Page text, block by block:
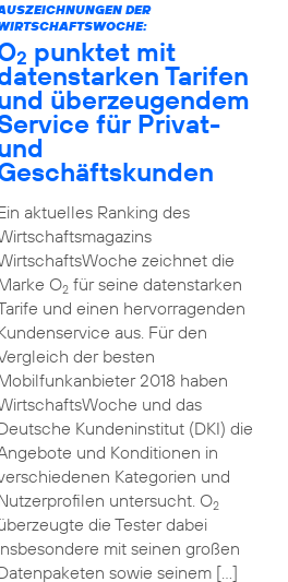
DER
2 punktet mit
Tarifen
überzeugendem
für Privat-
aktuelles Ranking des
zeichnet die
O2für seine datenstarken
und einen hervorragenden
aus. Für den
der besten
2018 haben
und das
Kundeninstitut (DKI) die
und Konditionen in
Kategorien und
untersucht. O2
die Tester dabei
mit seinen großen
sowie seinem […]